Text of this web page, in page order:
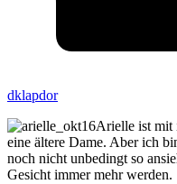
dklapdor
Arielle ist mit
eine ältere Dame. Aber ich
noch nicht unbedingt so
Gesicht immer mehr werden.